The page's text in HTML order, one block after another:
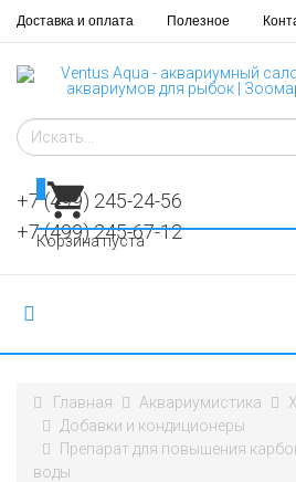
Доставка и оплата Полезное
+7 (499) 245-24-56
+7 (499) 245-67-12
Корзина пуста
Главная Аквариумистика
Добавки и кондиционеры
Препарат для повышения
воды